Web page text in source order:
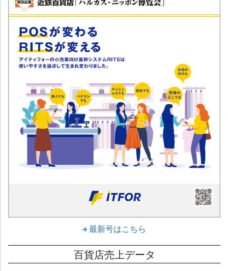
最新号はこちら
百貨店売上データ